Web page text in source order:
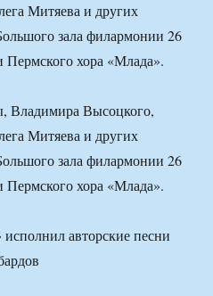
Митяева и других
зала филармонии 26
Пермского хора «Млада».
Владимира Высоцкого,
Митяева и других
зала филармонии 26
Пермского хора «Млада».